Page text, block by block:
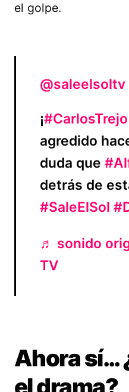
el golpe.
@saleelsoltv
¡#CarlosTrejo
agredido
duda que
detrás de
#SaleElSol
♬ sonido
TV
Ahora sí…